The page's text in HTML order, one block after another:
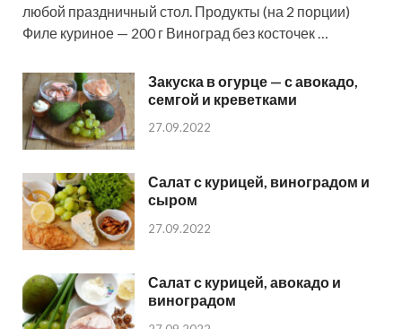
любой праздничный стол. Продукты (на 2 порции)
Филе куриное — 200 г Виноград без косточек …
Закуска в огурце — с авокадо,
семгой и креветками
27.09.2022
Салат с курицей, виноградом и
сыром
27.09.2022
Салат с курицей, авокадо и
виноградом